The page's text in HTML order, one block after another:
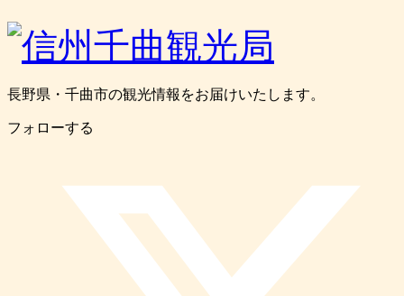
長野県・千曲市の観光情報をお届けいたします。
フォローする